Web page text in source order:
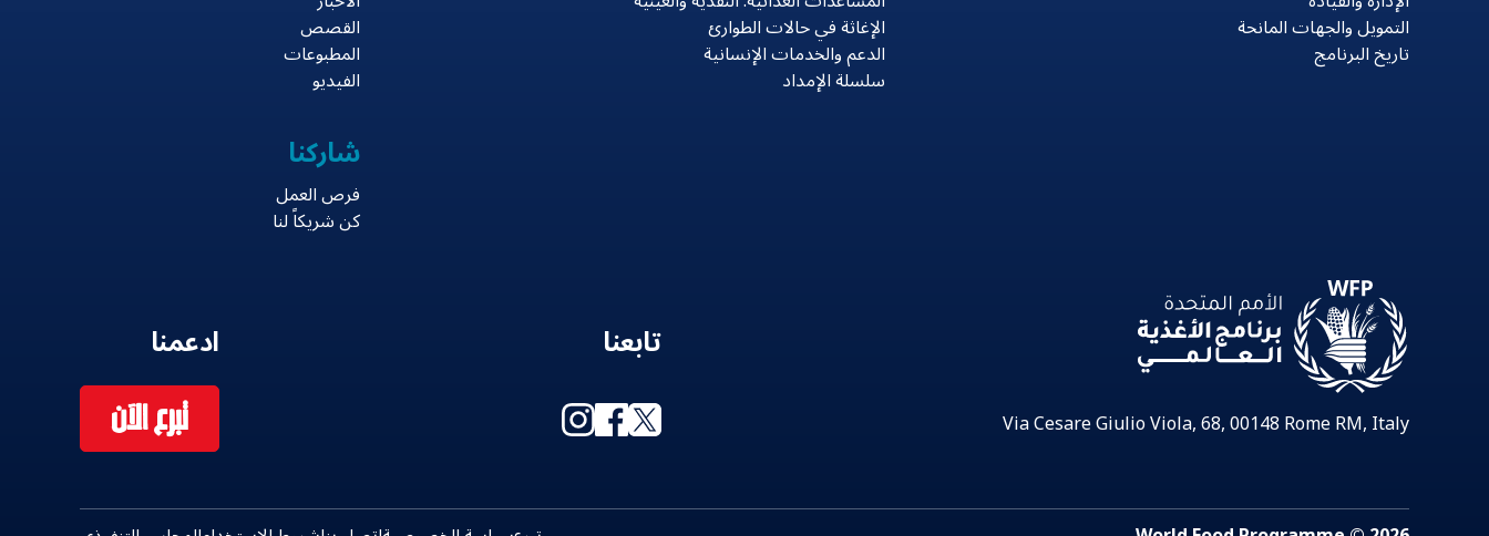
التمويل والجهات المانحة
تاريخ البرنامج
الإغاثة في حالات الطوارئ
الدعم والخدمات الإنسانية
سلسلة الإمداد
القصص
المطبوعات
الفيديو
شاركنا
فرص العمل
كن شريكاً لنا
Via Cesare Giulio Viola, 68, 00148 Rome RM, Italy
تابعنا ادعمنا
تبرع الآن